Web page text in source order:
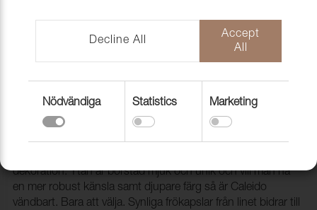
Tyg Caleido 46 Coffee 3532
1005646
dekoration. Ytan är borstad mjuk och unik och vill man ha
en mer robust känsla samt djupare färg så är Caleido
vändbart. Bara att välja. Synliga frökapslar från linet bidrar till
Decline All
Accept
All
Nödvändiga Statistics Marketing